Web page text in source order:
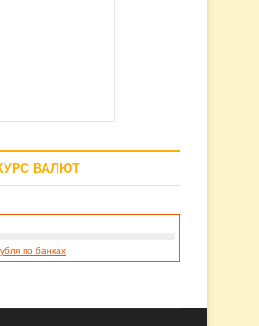
ВАЛЮТ
по банках